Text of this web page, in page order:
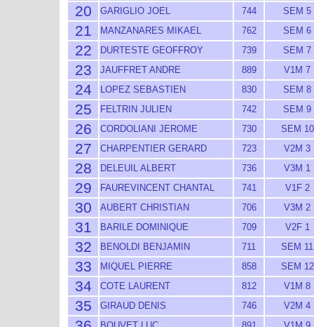
20 GARIGLIO JOEL 744 SEM 5
21 MANZANARES MIKAEL 762 SEM 6
22 DURTESTE GEOFFROY 739 SEM 7
23 JAUFFRET ANDRE 889 V1M 7
24 LOPEZ SEBASTIEN 830 SEM 8
25 FELTRIN JULIEN 742 SEM 9
26 CORDOLIANI JEROME 730 SEM 10
27 CHARPENTIER GERARD 723 V2M 3
28 DELEUIL ALBERT 736 V3M 1
29 FAUREVINCENT CHANTAL 741 V1F 2
30 AUBERT CHRISTIAN 706 V3M 2
31 BARILE DOMINIQUE 709 V2F 1
32 BENOLDI BENJAMIN 711 SEM 11
33 MIQUEL PIERRE 858 SEM 12
34 COTE LAURENT 812 V1M 8
35 GIRAUD DENIS 746 V2M 4